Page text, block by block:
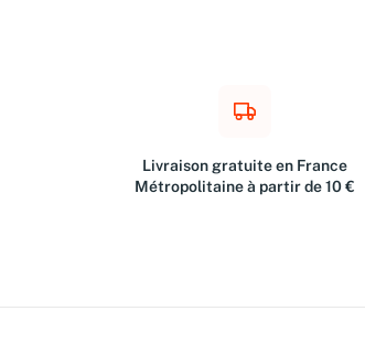
Livraison gratuite en France
Métropolitaine à partir de 10 €